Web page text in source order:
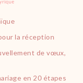
la réception
de vœux,
en 20 étapes